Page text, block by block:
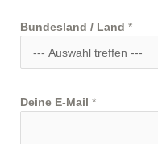
Bundesland / Land *
Deine E-Mail *